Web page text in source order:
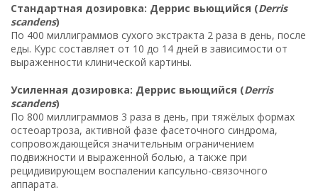
Стандартная дозировка: Деррис вьющийся (Derris
scandens)
По 400 миллиграммов сухого экстракта 2 раза в день, после
еды. Курс составляет от 10 до 14 дней в зависимости от
выраженности клинической картины.
Усиленная дозировка: Деррис вьющийся (Derris
scandens)
По 800 миллиграммов 3 раза в день, при тяжёлых формах
остеоартроза, активной фазе фасеточного синдрома,
сопровождающейся значительным ограничением
подвижности и выраженной болью, а также при
рецидивирующем воспалении капсульно-связочного
аппарата.